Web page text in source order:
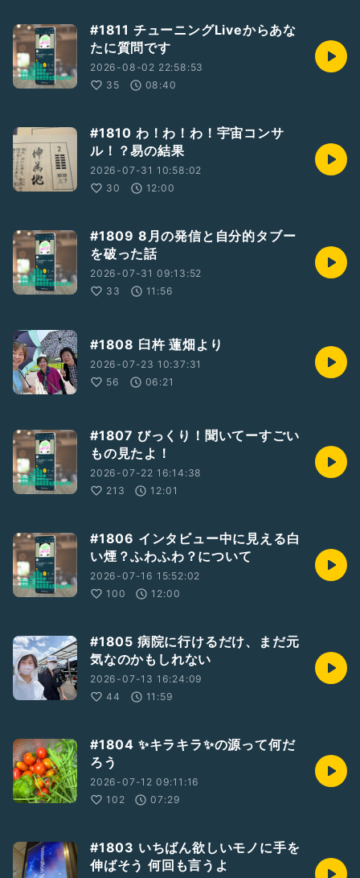
#1811 チューニングLiveからあな
たに質問です
2026-08-02 22:58:53
35
08:40
#1810 わ！わ！わ！宇宙コンサ
ル！？易の結果
2026-07-31 10:58:02
30
12:00
#1809 8月の発信と自分的タブー
を破った話
2026-07-31 09:13:52
33
11:56
#1808 臼杵 蓮畑より
2026-07-23 10:37:31
56
06:21
#1807 びっくり！聞いてーすごい
もの見たよ！
2026-07-22 16:14:38
213
12:01
#1806 インタビュー中に見える白
い煙？ふわふわ？について
2026-07-16 15:52:02
100
12:00
#1805 病院に行けるだけ、まだ元
気なのかもしれない
2026-07-13 16:24:09
44
11:59
#1804 ✨キラキラ✨の源って何だ
ろう
2026-07-12 09:11:16
102
07:29
#1803 いちばん欲しいモノに手を
伸ばそう 何回も言うよ